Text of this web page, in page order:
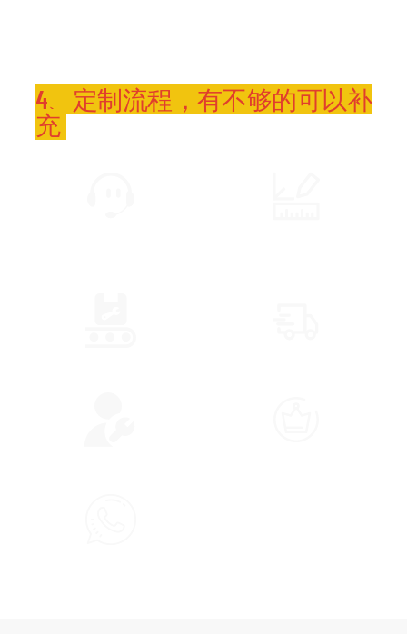
4、定制流程，有不够的可以补
充PROCESSUS DE PERSONNALISATION